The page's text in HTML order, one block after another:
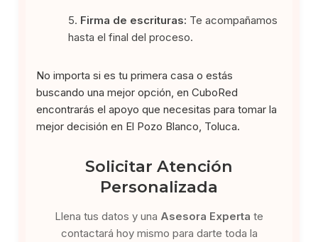
Firma de escrituras: Te acompañamos
hasta el final del proceso.
No importa si es tu primera casa o estás
buscando una mejor opción, en CuboRed
encontrarás el apoyo que necesitas para tomar la
mejor decisión en El Pozo Blanco, Toluca.
Solicitar Atención
Personalizada
Llena tus datos y una Asesora Experta te
contactará hoy mismo para darte toda la